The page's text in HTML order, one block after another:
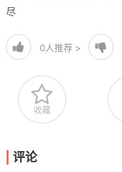
尽
0人推荐 >
收藏
评论